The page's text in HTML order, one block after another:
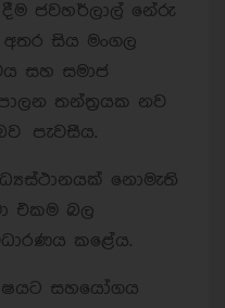
ජවහර්ලාල් නේරු
අතර සිය මංගල
සහ සමාජ
තන්ත්‍රයක නව
පැවසීය.
නොමැති
එකම බල
කළේය.
සහයෝගය